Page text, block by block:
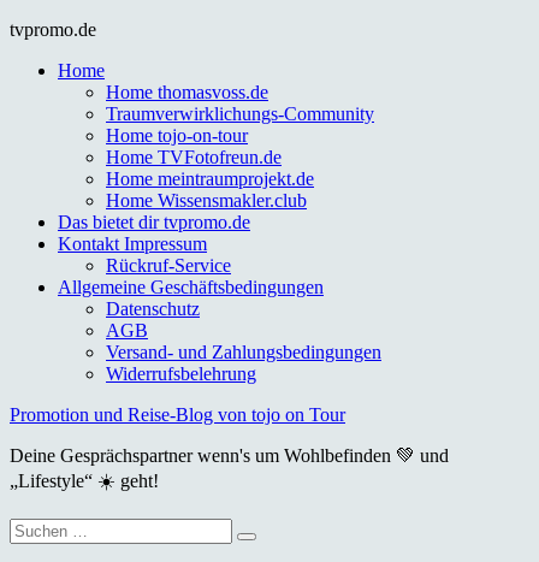
Skip
content
tvpromo.de
Home
Home thomasvoss.de
Traumverwirklichungs-Community
Home tojo-on-tour
Home TVFotofreun.de
Home meintraumprojekt.de
Home Wissensmakler.club
Das bietet dir tvpromo.de
Kontakt Impressum
Rückruf-Service
Allgemeine Geschäftsbedingungen
Datenschutz
AGB
Versand- und Zahlungsbedingungen
Widerrufsbelehrung
Promotion und Reise-Blog von tojo on Tour
Deine Gesprächspartner wenn's um Wohlbefinden 💚 und
„Lifestyle“ ☀️ geht!
Suche
nach: